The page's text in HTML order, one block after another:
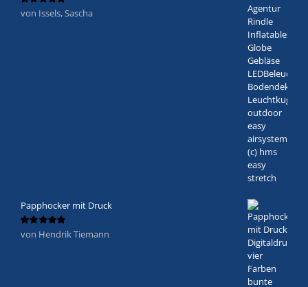
Bewertet
von Issels, Sascha
Papphocker mit Druck
Bewertet
von Hendrik Tiemann